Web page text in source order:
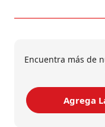
Encuentra más de
Agrega